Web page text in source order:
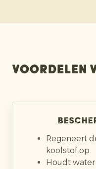
Voordelen
Regeneert
koolstof op
Houdt